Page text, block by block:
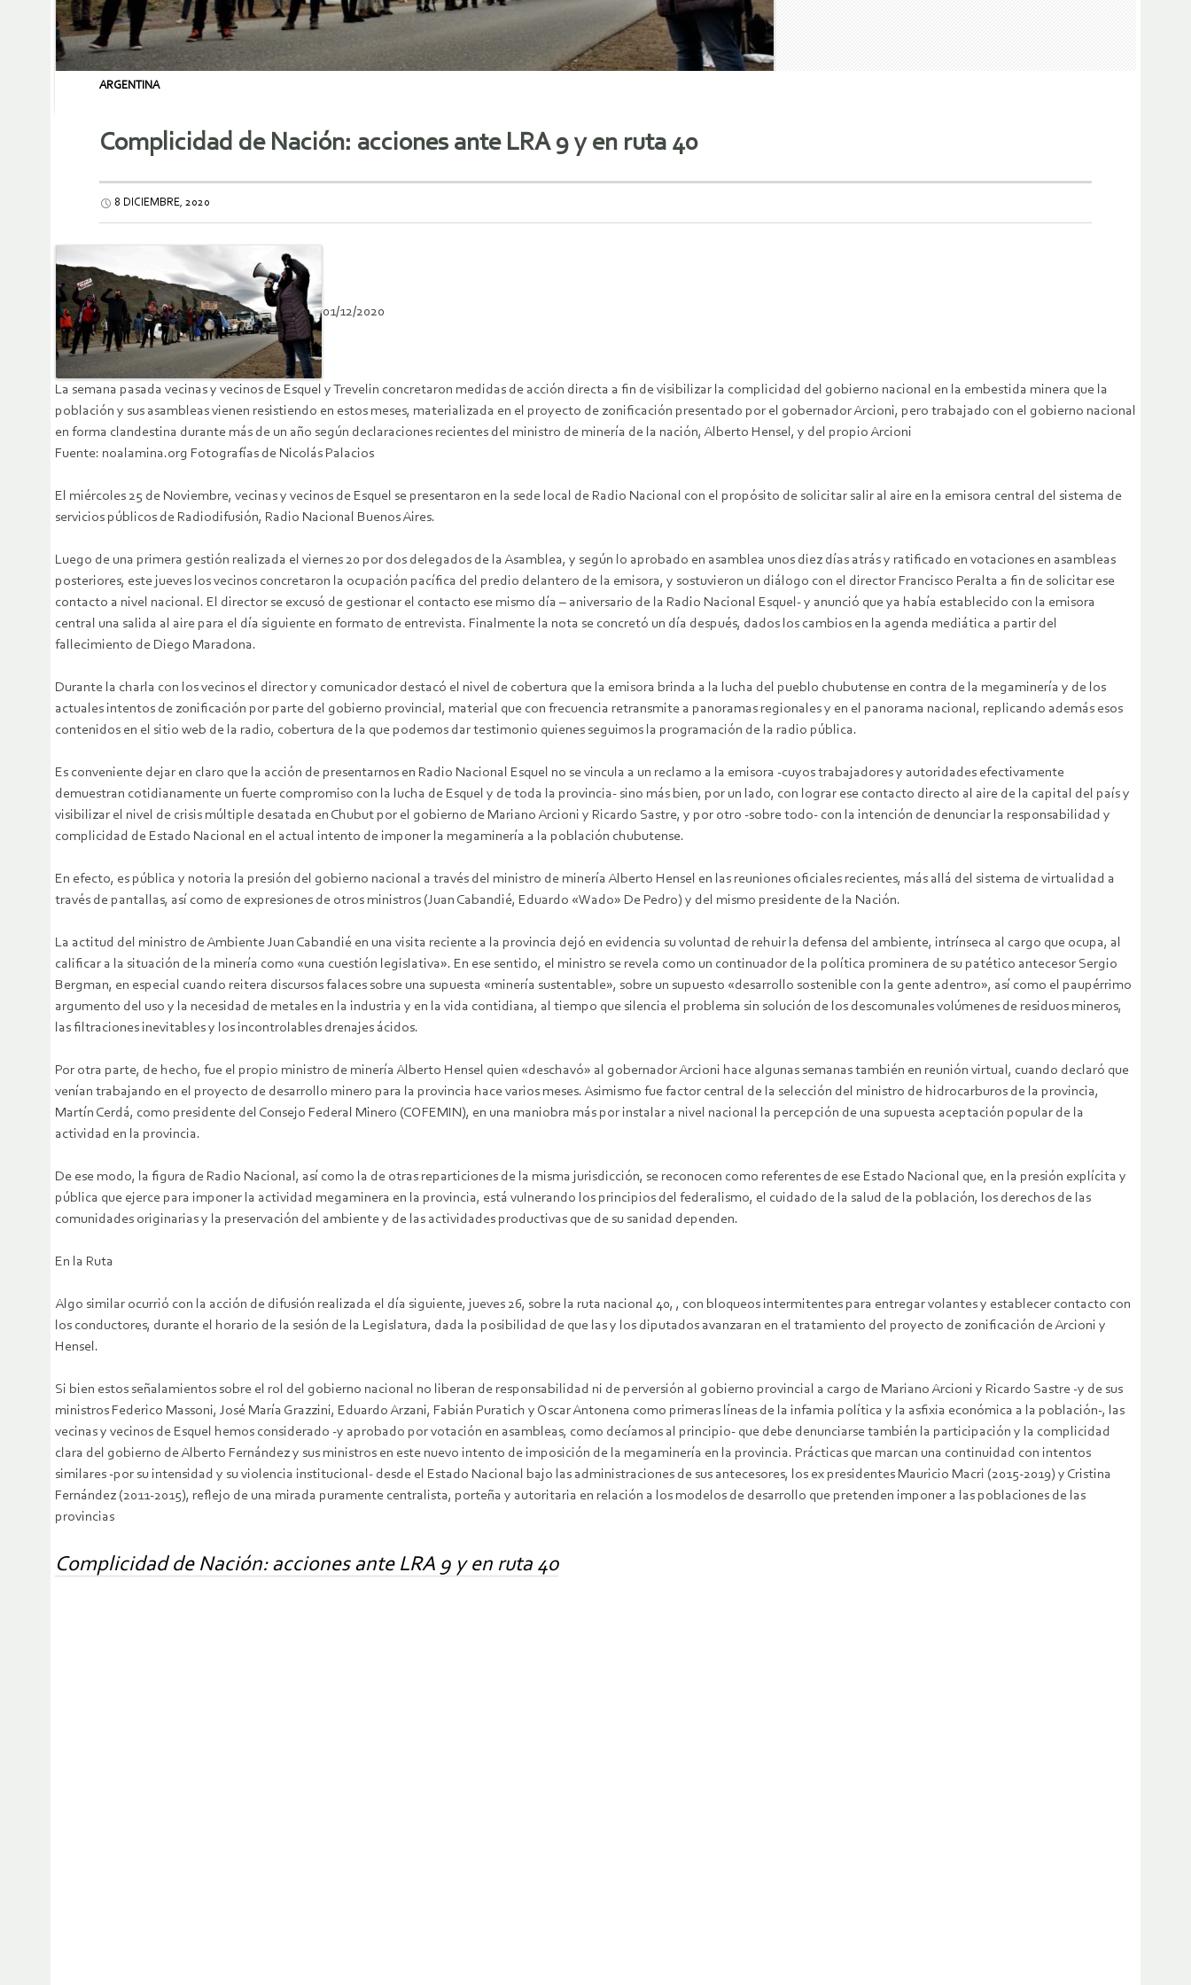
ARGENTINA
Complicidad de Nación: acciones ante LRA 9 y en ruta 40
8 DICIEMBRE, 2020
01/12/2020
La semana pasada vecinas y vecinos de Esquel y Trevelin concretaron medidas de acción directa a fin de visibilizar la complicidad del gobierno nacional en la embestida minera que la
población y sus asambleas vienen resistiendo en estos meses, materializada en el proyecto de zonificación presentado por el gobernador Arcioni, pero trabajado con el gobierno nacional
en forma clandestina durante más de un año según declaraciones recientes del ministro de minería de la nación, Alberto Hensel, y del propio Arcioni
Fuente: noalamina.org Fotografías de Nicolás Palacios
El miércoles 25 de Noviembre, vecinas y vecinos de Esquel se presentaron en la sede local de Radio Nacional con el propósito de solicitar salir al aire en la emisora central del sistema de
servicios públicos de Radiodifusión, Radio Nacional Buenos Aires.
Luego de una primera gestión realizada el viernes 20 por dos delegados de la Asamblea, y según lo aprobado en asamblea unos diez días atrás y ratificado en votaciones en asambleas
posteriores, este jueves los vecinos concretaron la ocupación pacífica del predio delantero de la emisora, y sostuvieron un diálogo con el director Francisco Peralta a fin de solicitar ese
contacto a nivel nacional. El director se excusó de gestionar el contacto ese mismo día – aniversario de la Radio Nacional Esquel- y anunció que ya había establecido con la emisora
central una salida al aire para el día siguiente en formato de entrevista. Finalmente la nota se concretó un día después, dados los cambios en la agenda mediática a partir del
fallecimiento de Diego Maradona.
Durante la charla con los vecinos el director y comunicador destacó el nivel de cobertura que la emisora brinda a la lucha del pueblo chubutense en contra de la megaminería y de los
actuales intentos de zonificación por parte del gobierno provincial, material que con frecuencia retransmite a panoramas regionales y en el panorama nacional, replicando además esos
contenidos en el sitio web de la radio, cobertura de la que podemos dar testimonio quienes seguimos la programación de la radio pública.
Es conveniente dejar en claro que la acción de presentarnos en Radio Nacional Esquel no se vincula a un reclamo a la emisora -cuyos trabajadores y autoridades efectivamente
demuestran cotidianamente un fuerte compromiso con la lucha de Esquel y de toda la provincia- sino más bien, por un lado, con lograr ese contacto directo al aire de la capital del país y
visibilizar el nivel de crisis múltiple desatada en Chubut por el gobierno de Mariano Arcioni y Ricardo Sastre, y por otro -sobre todo- con la intención de denunciar la responsabilidad y
complicidad de Estado Nacional en el actual intento de imponer la megaminería a la población chubutense.
En efecto, es pública y notoria la presión del gobierno nacional a través del ministro de minería Alberto Hensel en las reuniones oficiales recientes, más allá del sistema de virtualidad a
través de pantallas, así como de expresiones de otros ministros (Juan Cabandié, Eduardo «Wado» De Pedro) y del mismo presidente de la Nación.
La actitud del ministro de Ambiente Juan Cabandié en una visita reciente a la provincia dejó en evidencia su voluntad de rehuir la defensa del ambiente, intrínseca al cargo que ocupa, al
calificar a la situación de la minería como «una cuestión legislativa». En ese sentido, el ministro se revela como un continuador de la política prominera de su patético antecesor Sergio
Bergman, en especial cuando reitera discursos falaces sobre una supuesta «minería sustentable», sobre un supuesto «desarrollo sostenible con la gente adentro», así como el paupérrimo
argumento del uso y la necesidad de metales en la industria y en la vida contidiana, al tiempo que silencia el problema sin solución de los descomunales volúmenes de residuos mineros,
las filtraciones inevitables y los incontrolables drenajes ácidos.
Por otra parte, de hecho, fue el propio ministro de minería Alberto Hensel quien «deschavó» al gobernador Arcioni hace algunas semanas también en reunión virtual, cuando declaró que
venían trabajando en el proyecto de desarrollo minero para la provincia hace varios meses. Asimismo fue factor central de la selección del ministro de hidrocarburos de la provincia,
Martín Cerdá, como presidente del Consejo Federal Minero (COFEMIN), en una maniobra más por instalar a nivel nacional la percepción de una supuesta aceptación popular de la
actividad en la provincia.
De ese modo, la figura de Radio Nacional, así como la de otras reparticiones de la misma jurisdicción, se reconocen como referentes de ese Estado Nacional que, en la presión explícita y
pública que ejerce para imponer la actividad megaminera en la provincia, está vulnerando los principios del federalismo, el cuidado de la salud de la población, los derechos de las
comunidades originarias y la preservación del ambiente y de las actividades productivas que de su sanidad dependen.
En la Ruta
Algo similar ocurrió con la acción de difusión realizada el día siguiente, jueves 26, sobre la ruta nacional 40, , con bloqueos intermitentes para entregar volantes y establecer contacto con
los conductores, durante el horario de la sesión de la Legislatura, dada la posibilidad de que las y los diputados avanzaran en el tratamiento del proyecto de zonificación de Arcioni y
Hensel.
Si bien estos señalamientos sobre el rol del gobierno nacional no liberan de responsabilidad ni de perversión al gobierno provincial a cargo de Mariano Arcioni y Ricardo Sastre -y de sus
ministros Federico Massoni, José María Grazzini, Eduardo Arzani, Fabián Puratich y Oscar Antonena como primeras líneas de la infamia política y la asfixia económica a la población-, las
vecinas y vecinos de Esquel hemos considerado -y aprobado por votación en asambleas, como decíamos al principio- que debe denunciarse también la participación y la complicidad
clara del gobierno de Alberto Fernández y sus ministros en este nuevo intento de imposición de la megaminería en la provincia. Prácticas que marcan una continuidad con intentos
similares -por su intensidad y su violencia institucional- desde el Estado Nacional bajo las administraciones de sus antecesores, los ex presidentes Mauricio Macri (2015-2019) y Cristina
Fernández (2011-2015), reflejo de una mirada puramente centralista, porteña y autoritaria en relación a los modelos de desarrollo que pretenden imponer a las poblaciones de las
provincias
Complicidad de Nación: acciones ante LRA 9 y en ruta 40